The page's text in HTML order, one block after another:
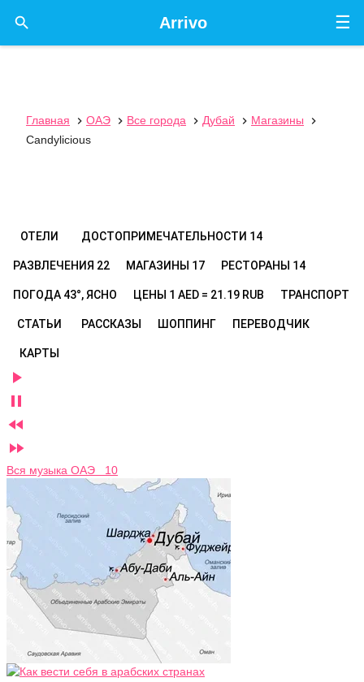
☰
Arrivo

Главная  ОАЭ  Все города  Дубай  Магазины

Candylicious
ОТЕЛИ ДОСТОПРИМЕЧАТЕЛЬНОСТИ 14
РАЗВЛЕЧЕНИЯ 22 МАГАЗИНЫ 17 РЕСТОРАНЫ 14
ПОГОДА 43°, ЯСНО ЦЕНЫ 1 AED = 21.19 RUB ТРАНСПОРТ
СТАТЬИ РАССКАЗЫ ШОППИНГ ПЕРЕВОДЧИК
КАРТЫ




Вся музыка ОАЭ 10